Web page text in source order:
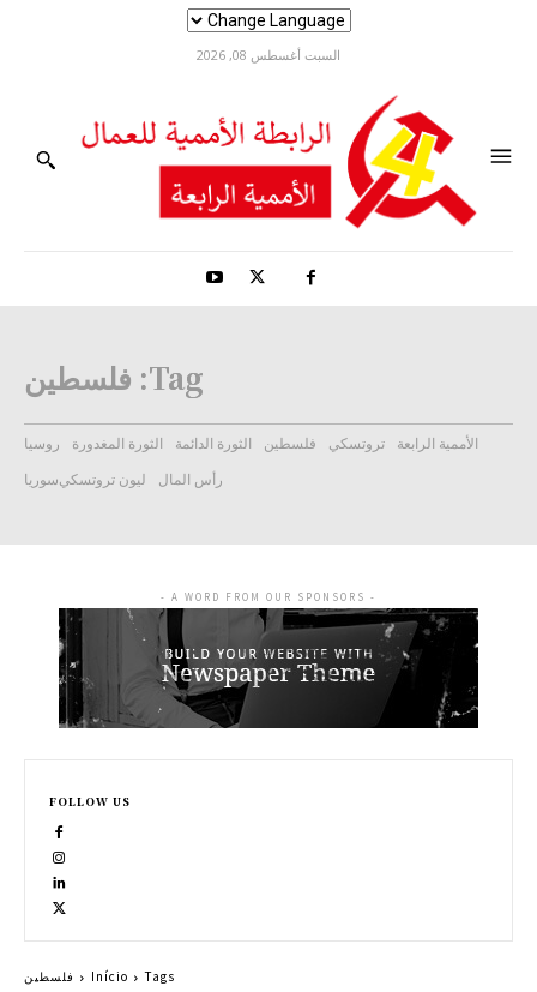
السبت أغسطس 08, 2026
Tag: فلسطين
الأممية الرابعة تروتسكي فلسطين الثورة الدائمة الثورة المغدورة
روسيا
رأس المال
ليون تروتسكيسوريا
- A WORD FROM OUR SPONSORS -
FOLLOW US
Início Tags فلسطين